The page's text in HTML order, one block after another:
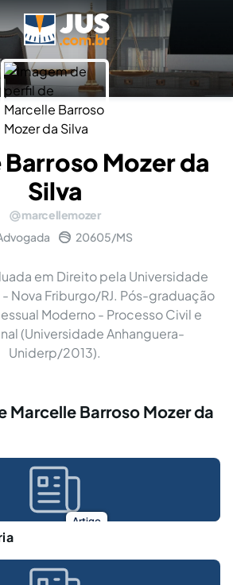
Mozer da
Silva
marcellemozer
20605/MS
em Direito pela Universidade
Nova Friburgo/RJ. Pós-graduação
Moderno - Processo Civil e
(Universidade Anhanguera-
Uniderp/2013).
Marcelle Barroso Mozer da
Artigo